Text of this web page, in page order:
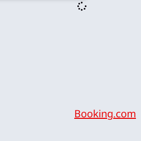
Booking.com